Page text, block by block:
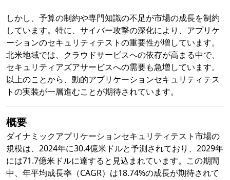
しかし、予算の制約や専門知識の不足が市場の成長を制約
しています。特に、サイバー攻撃の深化により、アプリケ
ーションのセキュリティテストの重要性が増しています。
北米地域では、クラウドサービスへの依存が高まる中で、
セキュリティアズアサービスへの需要も急増しています。
以上のことから、動的アプリケーションセキュリティテス
トの実装が一層進むことが期待されています。
概要
ダイナミックアプリケーションセキュリティテスト市場の
規模は、2024年に30.4億米ドルと予測されており、2029年
には71.7億米ドルに達すると見込まれています。この期間
中、年平均成長率（CAGR）は18.74%の成長が期待されて